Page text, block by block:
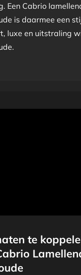
Een Cabrio
is daarmee een
luxe en uitstraling
te